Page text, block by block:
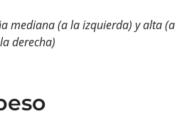
mediana (a la izquierda) y alta (a
la derecha)